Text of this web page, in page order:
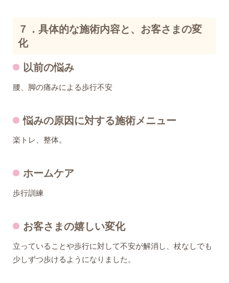
７．具体的な施術内容と、お客さまの変
化
以前の悩み
腰、脚の痛みによる歩行不安
悩みの原因に対する施術メニュー
楽トレ、整体。
ホームケア
歩行訓練
お客さまの嬉しい変化
立っていることや歩行に対して不安が解消し、杖なしでも
少しずつ歩けるようになりました。